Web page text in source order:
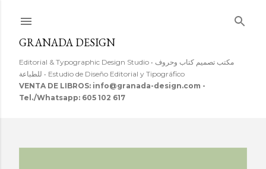
GRANADA DESIGN
Editorial & Typographic Design Studio • مكتب تصميم كتاب وحروف
للطباعة • Estudio de Diseño Editorial y Tipográfico
VENTA DE LIBROS: info@granada-design.com -
Tel./Whatsapp: 605 102 617